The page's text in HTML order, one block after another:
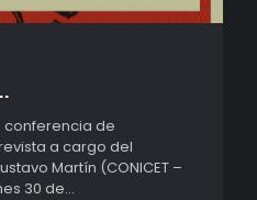
conferencia de
a cargo del
Martín (CONICET –
30 de...